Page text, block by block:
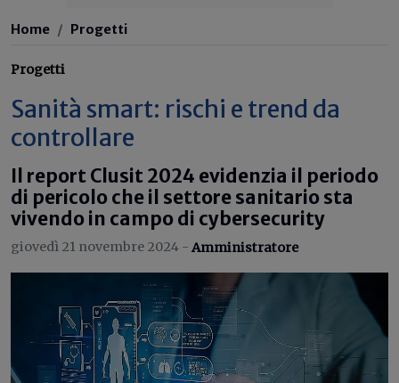
Home Progetti
Progetti
Sanità smart: rischi e trend da
controllare
Il report Clusit 2024 evidenzia il periodo
di pericolo che il settore sanitario sta
vivendo in campo di cybersecurity
giovedì 21 novembre 2024 - Amministratore